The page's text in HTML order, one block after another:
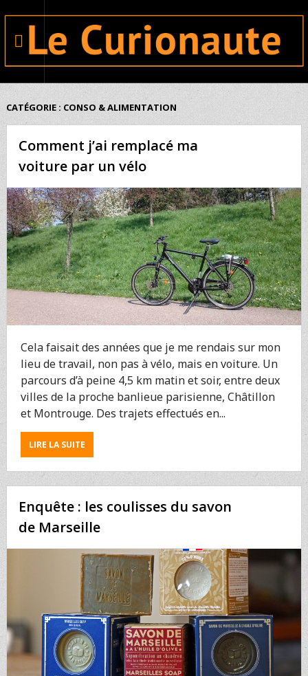
CATÉGORIE : CONSO & ALIMENTATION
Comment j’ai remplacé ma
voiture par un vélo
Cela faisait des années que je me rendais sur mon
lieu de travail, non pas à vélo, mais en voiture. Un
parcours d’à peine 4,5 km matin et soir, entre deux
villes de la proche banlieue parisienne, Châtillon
et Montrouge. Des trajets effectués en...
LIRE LA SUITEABOUT
COMMENT
J’AI
REMPLACÉ
VOITURE
PAR
UN
VÉLO
Enquête : les coulisses du savon
de Marseille